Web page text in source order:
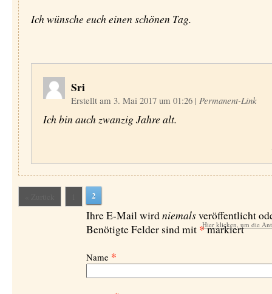
Ich wünsche euch einen schönen Tag.
Sri
Erstellt am 3. Mai 2017 um 01:26 | Permanent-Link
Ich bin auch zwanzig Jahre alt.
2
Hier klicken, um die
Ihre E-Mail wirdniemalsveröffentlicht
Benötigte Felder sind mit *markiert
Name *